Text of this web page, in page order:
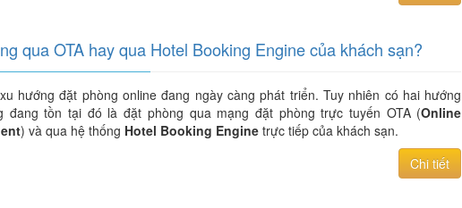
qua OTA hay qua Hotel Booking Engine của khách sạn?
hướng đặt phòng online đang ngày càng phát triển. Tuy nhiên có hai hướng
đang tồn tại đó là đặt phòng qua mạng đặt phòng trực tuyến OTA (Online
) và qua hệ thống Hotel Booking Engine trực tiếp của khách sạn.
Chi tiết